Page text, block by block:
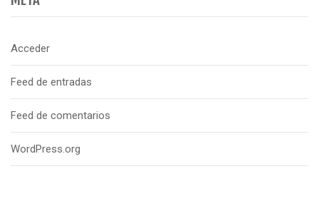
Acceder
Feed de entradas
Feed de comentarios
WordPress.org